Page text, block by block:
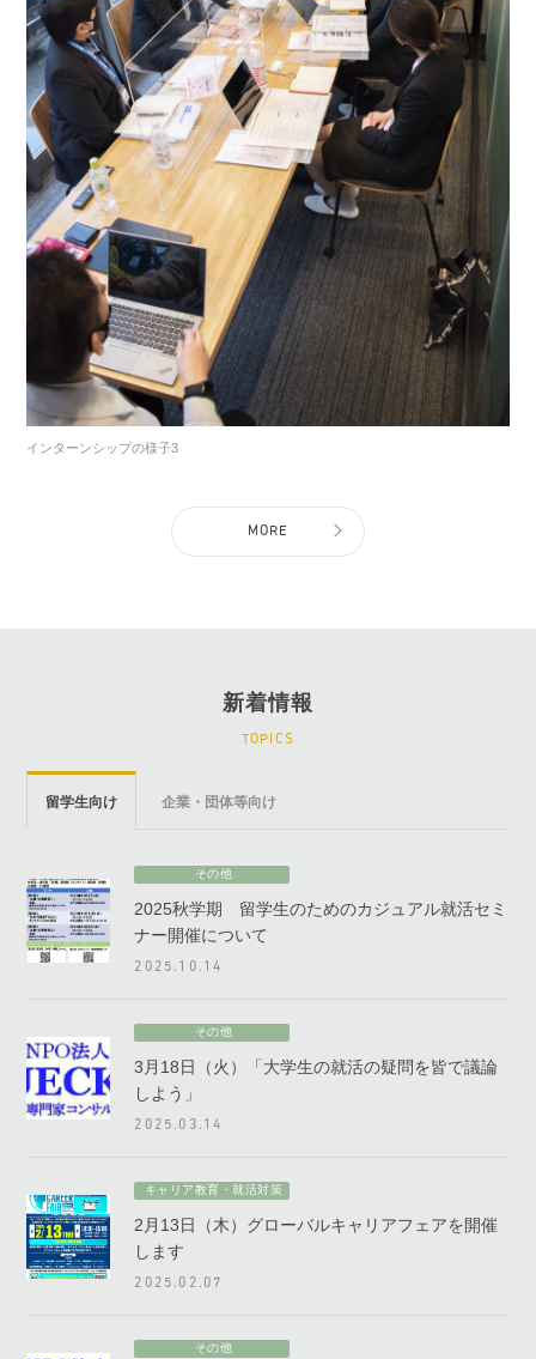
インターンシップの様子3
MORE
新着情報
TOPICS
留学生向け 企業・団体等向け
その他
2025秋学期 留学生のためのカジュアル就活セミ
ナー開催について
2025.10.14
その他
3月18日（火）「大学生の就活の疑問を皆で議論
しよう」
2025.03.14
キャリア教育・就活対策
2月13日（木）グローバルキャリアフェアを開催
します
2025.02.07
その他